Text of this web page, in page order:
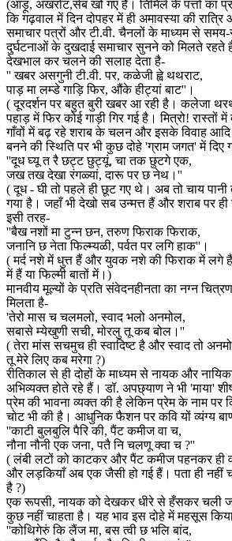
(आड़ू, अखरोट,सेब खो गए हैं। तिमिले के पत्तों का
कि गढ़वाल में दिन दोपहर में ही अमावस्या की
समाचार पत्रों और टी.वी. चैनलों के माध्यम से
दुर्घटनाओं के दुखदाई समाचार सुनने को मिलते रहते
देखभाल कर चलने की सलाह देता है-
'' खबर असगुनी टी.वी. पर, कळेजी ह्वे थथराट,
पाड़ मा लम्डे गाड़ि फिर, औंके हीट्यां बाट''।
( दूरदर्शन पर बहुत बुरी खबर आ रही है। कलेजा
पहाड़ में फिर कोई गाड़ी गिर गई है। मित्रो!
गाँवों में बढ़ रहे शराब के चलन और इसके विवाह आदि
बनने की स्थिति पर भी कुछ दोहे 'ग्राम जगत' में दिए
''दूध घ्यू त रै छट्ट छुट्यूं, चा तक छुटगे एक,
जख तख देखा रंगळ्यां, दारू पर छ नेथ।''
( दूध - घी तो पहले ही छूट गए थे। अब तो चाय
गया है। जहाँ भी देखो सब उन्मत्त हैं और शराब पर
इसी तरह-
''बैख नशों मा टुन्न छन, तरुण फिराक फिराक,
जनानि छ नेता फिल्म्यळी, पर्वत पर लगि हाक''।
( मर्द नशे में धुत्त हैं और युवक नशे की फिराक में लगे हैं।
में हैं या फिल्मी बातों में।)
मानवीय मूल्यों के प्रति संवेदनहीनता का नग्न
मिलता है-
'तेरो मास च चलमलो, स्वाद भलो अनमोल,
सबासे म्येखुणी सची, मोरलु तू कब बोल।''
( तेरा मांस सचमुच ही स्वादिष्ट है और स्वाद तो
तू मेरे लिए कब मरेगा ?)
रीतिकाल से ही दोहों के माध्यम से नायक और
अभिव्यक्त होते रहे हैं। डॉ. अपछ्याण ने भी 'माया'
प्रेम की भावना व्यक्त की है लेकिन प्रेम के नाम पर
चोट भी की है। आधुनिक फैशन पर कवि यों व्यंग्य
''काटी बुलबुलि पैरि की, पैंट कमीज वा च,
नौना नौनी एक जना, पतै नि चलणू क्वा च ?''
( लंबी लटों को काटकर और पैंट कमीज पहनकर
और लड़कियाँ अब एक जैसी हो गई हैं। पता ही नहीं
है ?)
एक रूपसी, नायक को देखकर धीरे से हँसकर चली
कुछ नहीं चाहता है। यह भाव इस दोहे में महसूस
''कोथिगेरुं कि लैंज मा, बस त्वी छ भलि बांद,